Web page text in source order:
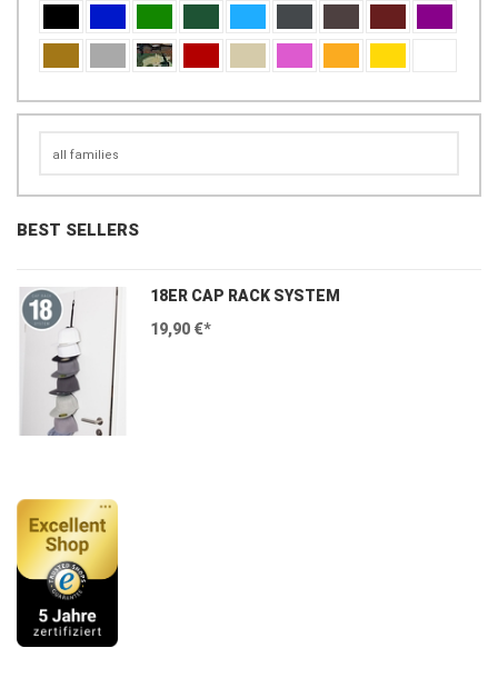
BEST SELLERS
18ER CAP RACK SYSTEM
19,90 €*